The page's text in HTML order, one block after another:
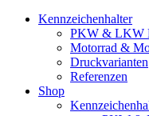
Kennzeichenhalter
PKW & LKW
Motorrad &
Druckvarianten
Referenzen
Shop